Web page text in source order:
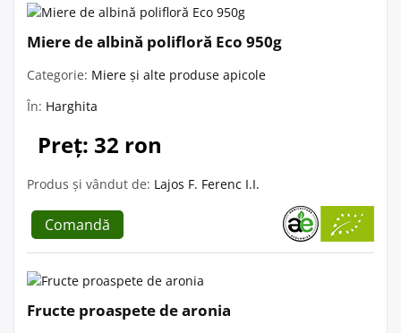
Miere de albină polifloră Eco 950g
Categorie: Miere și alte produse apicole
În: Harghita
Preț: 32 ron
Produs și vândut de: Lajos F. Ferenc I.I.
Comandă
Fructe proaspete de aronia